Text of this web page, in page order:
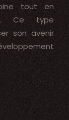
tout en
Ce type
son avenir